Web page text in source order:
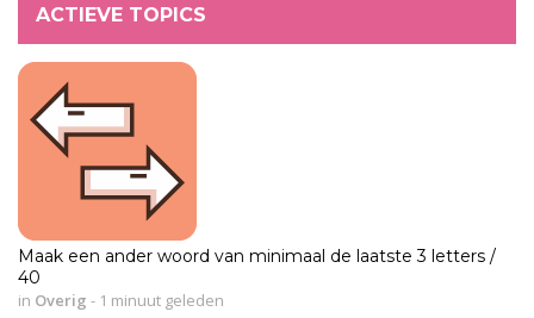
ACTIEVE TOPICS
Maak een ander woord van minimaal de laatste 3 letters /
40
in Overig - 1 minuut geleden